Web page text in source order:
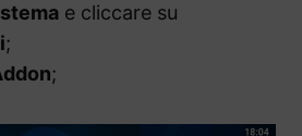
e cliccare su
;
;